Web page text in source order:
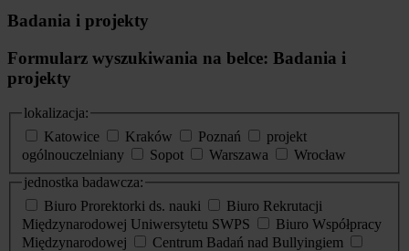
Badania i projekty
Formularz wyszukiwania na belce: Badania i
projekty
lokalizacja:
Katowice
Kraków Poznań
projekt
ogólnouczelniany
Sopot Warszawa
Wrocław
jednostka badawcza:
Biuro Prorektorki ds. nauki
Biuro Rekrutacji
Międzynarodowej Uniwersytetu SWPS
Biuro Współpracy
Międzynarodowej
Centrum Badań nad Bullyingiem